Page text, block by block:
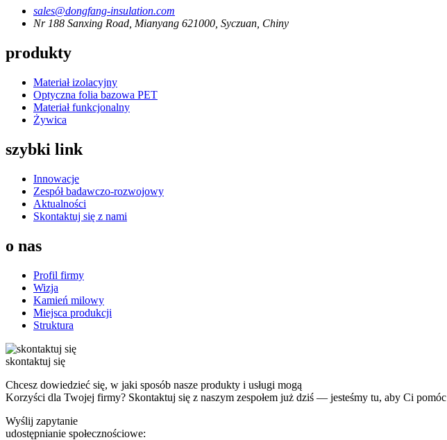
sales@dongfang-insulation.com
Nr 188 Sanxing Road, Mianyang 621000, Syczuan, Chiny
produkty
Materiał izolacyjny
Optyczna folia bazowa PET
Materiał funkcjonalny
Żywica
szybki link
Innowacje
Zespół badawczo-rozwojowy
Aktualności
Skontaktuj się z nami
o nas
Profil firmy
Wizja
Kamień milowy
Miejsca produkcji
Struktura
skontaktuj się
Chcesz dowiedzieć się, w jaki sposób nasze produkty i usługi mogą
Korzyści dla Twojej firmy? Skontaktuj się z naszym zespołem już dziś — jesteśmy tu, aby Ci pomóc
Wyślij zapytanie
udostępnianie społecznościowe: